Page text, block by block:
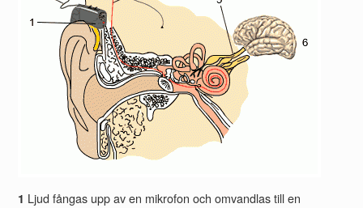
1 Ljud fångas upp av en mikrofon och omvandlas till en